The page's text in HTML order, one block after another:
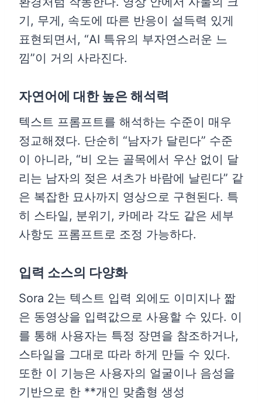
기, 무게, 속도에 따른 반응이 설득력 있게
표현되면서, “AI 특유의 부자연스러운 느
낌”이 거의 사라진다.
자연어에 대한 높은 해석력
텍스트 프롬프트를 해석하는 수준이 매우
정교해졌다. 단순히 “남자가 달린다” 수준
이 아니라, “비 오는 골목에서 우산 없이 달
리는 남자의 젖은 셔츠가 바람에 날린다” 같
은 복잡한 묘사까지 영상으로 구현된다. 특
히 스타일, 분위기, 카메라 각도 같은 세부
사항도 프롬프트로 조정 가능하다.
입력 소스의 다양화
Sora 2는 텍스트 입력 외에도 이미지나 짧
은 동영상을 입력값으로 사용할 수 있다. 이
를 통해 사용자는 특정 장면을 참조하거나,
스타일을 그대로 따라 하게 만들 수 있다.
또한 이 기능은 사용자의 얼굴이나 음성을
기반으로 한 **개인 맞춤형 생성